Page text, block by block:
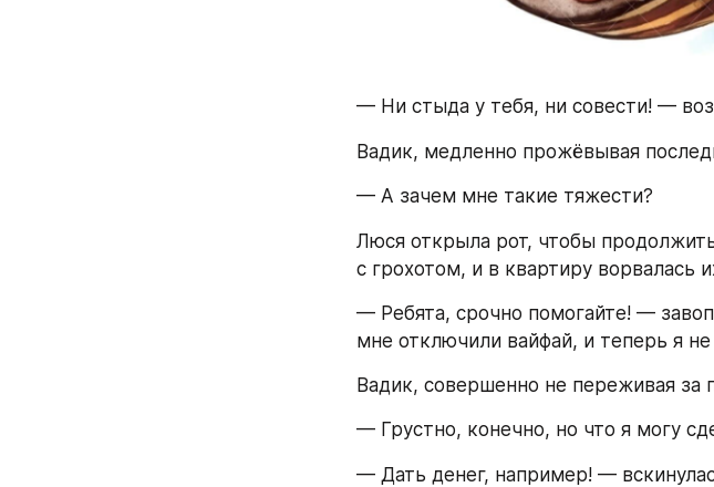
— Ни стыда у тебя, ни совести! —
Вадик, медленно прожёвывая
— А зачем мне такие тяжести?
Люся открыла рот, чтобы
с грохотом, и в квартиру ворвалась
— Ребята, срочно помогайте! —
мне отключили вайфай, и теперь я не
Вадик, совершенно не переживая за
— Грустно, конечно, но что я могу
— Дать денег, например! —